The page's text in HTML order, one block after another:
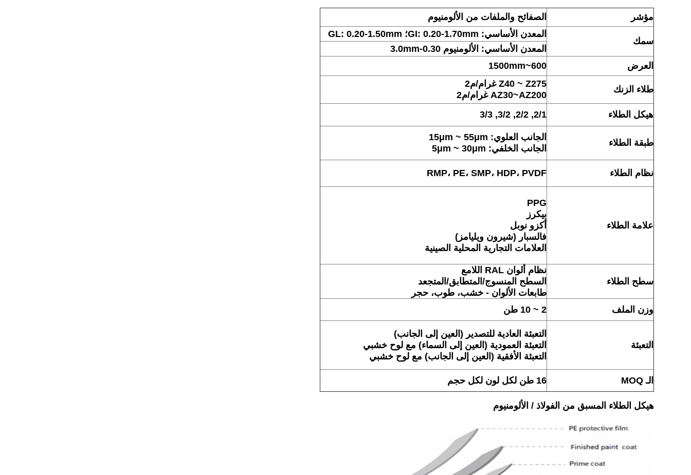
مؤشر الصفائح والملفات من الألومنيوم
سمك
المعدن الأساسي: GI: 0.20-1.70mm؛ GL: 0.20-1.50mm
المعدن الأساسي: الألومنيوم 0.30-3.0mm
العرض
600~1500mm
طلاء الزنك
Z40 ~ Z275 غرام/م2
AZ30~AZ200 غرام/م2
هيكل الطلاء
2/1, 2/2, 3/2, 3/3
طبقة الطلاء
الجانب العلوي: 15μm ~ 55μm
الجانب الخلفي: 5μm ~ 30μm
نظام الطلاء RMP، PE، SMP، HDP، PVDF
علامة الطلاء
PPG
بيكرز
أكزو نوبل
فالسبار (شيرون ويليامز)
العلامات التجارية المحلية الصينية
سطح الطلاء
نظام ألوان RAL اللامع
السطح المنسوج/المتطابق/المتجعد
طابعات الألوان - خشب، طوب، حجر
وزن الملف
2 ~ 10 طن
التعبئة
التعبئة العادية للتصدير (العين إلى الجانب)
التعبئة العمودية (العين إلى السماء) مع لوح خشبي
التعبئة الأفقية (العين إلى الجانب) مع لوح خشبي
الـ MOQ 16 طن لكل لون لكل حجم
هيكل الطلاء المسبق من الفولاذ / الألومنيوم